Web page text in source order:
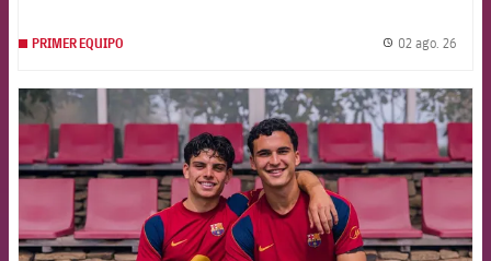
PRIMER EQUIPO 02 ago. 26
FCB Barcelona badge